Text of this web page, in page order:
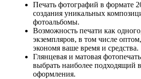
Печать фотографий в формате
создания уникальных
фотоальбомы.
Возможность печати как
экземпляров, в том числе
экономя ваше время и средства.
Глянцевая и матовая
выбрать наиболее подходящий
оформления.